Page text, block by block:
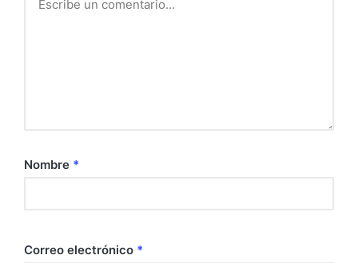
Nombre *
Correo electrónico *